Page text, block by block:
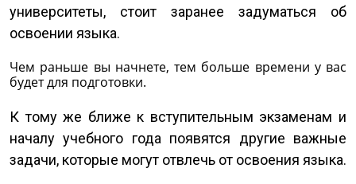
университеты, стоит заранее задуматься об
освоении языка.
Чем раньше вы начнете, тем больше времени у вас
будет для подготовки.
К тому же ближе к вступительным экзаменам и
началу учебного года появятся другие важные
задачи, которые могут отвлечь от освоения языка.